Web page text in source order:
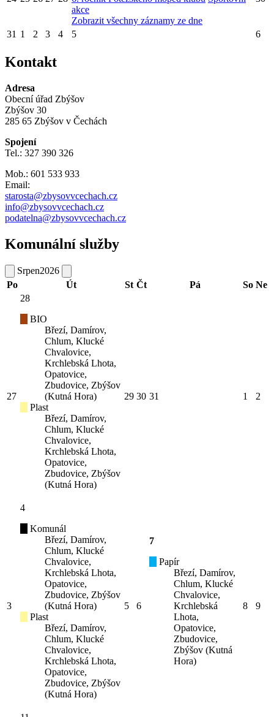
akce
Zobrazit všechny záznamy ze dne
31 1 2 3 4 5 6
Kontakt
Adresa
Obecní úřad Zbýšov
Zbýšov 30
285 65 Zbýšov v Čechách
Spojení
Tel.: 327 390 326
Mob.: 601 533 933
Email:
starosta@zbysovvcechach.cz
info@zbysovvcechach.cz
podatelna@zbysovvcechach.cz
Komunální služby
Srpen2026
Po
Út St Čt Pá So Ne
27
28
BIO
Březí, Damírov,
Chlum, Klucké
Chvalovice,
Krchlebská Lhota,
Opatovice,
Zbudovice, Zbýšov
(Kutná Hora)
Plast
Březí, Damírov,
Chlum, Klucké
Chvalovice,
Krchlebská Lhota,
Opatovice,
Zbudovice, Zbýšov
(Kutná Hora)
29 30 31 1 2
3
4
Komunál
Březí, Damírov,
Chlum, Klucké
Chvalovice,
Krchlebská Lhota,
Opatovice,
Zbudovice, Zbýšov
(Kutná Hora)
Plast
Březí, Damírov,
Chlum, Klucké
Chvalovice,
Krchlebská Lhota,
Opatovice,
Zbudovice, Zbýšov
(Kutná Hora)
5 6
7
Papír
Březí, Damírov,
Chlum, Klucké
Chvalovice,
Krchlebská
Lhota,
Opatovice,
Zbudovice,
Zbýšov (Kutná
Hora)
8 9